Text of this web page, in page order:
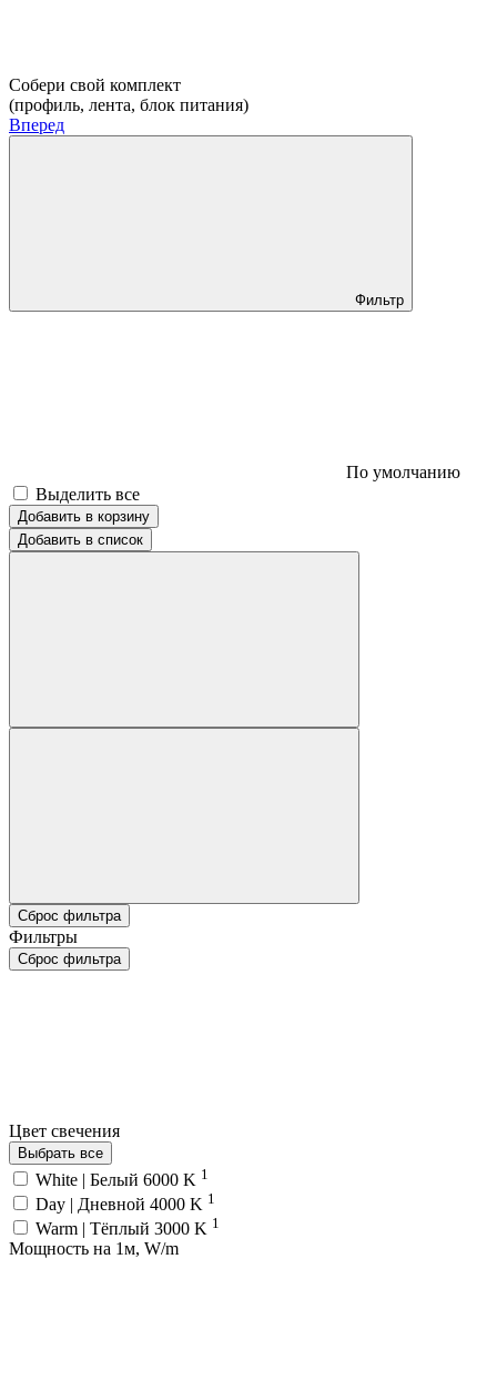
Собери свой комплект
(профиль, лента, блок питания)
Вперед
Фильтр
По умолчанию
Выделить все
Добавить в корзину
Добавить в список
Сброс фильтра
Фильтры
Сброс фильтра
Цвет свечения
Выбрать все
White | Белый 6000 K 1
Day | Дневной 4000 K 1
Warm | Тёплый 3000 K 1
Мощность на 1м, W/m